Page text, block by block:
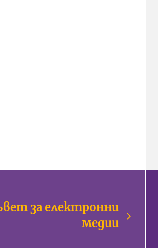
за електронни
медии